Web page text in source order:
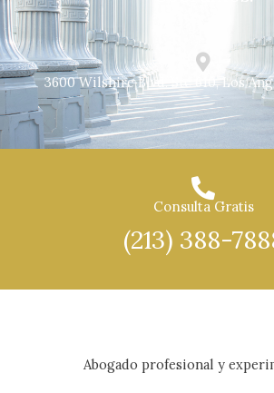
3600 Wilshire Blvd. Ste 610, Los
Consulta Gratis
(213) 388-
Abogado profesional y